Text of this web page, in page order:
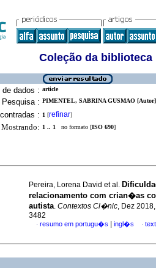
Coleção da biblioteca
de dados : article
Pesquisa : PIMENTEL, SABRINA GUSMAO [Autor]
: 1 [refinar]
Mostrando: 1 .. 1 no formato [ISO 690]
Pereira, Lorena David et al.
relacionamento com crian�as
autista. Contextos Cl�nic, Dez
3482
· resumo em portugu�s ingl�s ·